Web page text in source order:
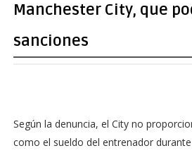
Manchester City, que
sanciones
Según la denuncia, el City no
como el sueldo del entrenador